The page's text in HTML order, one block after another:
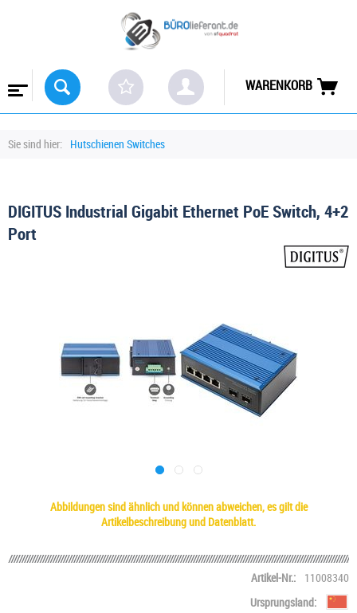
WARENKORB
Sie sind hier: Hutschienen Switches
DIGITUS Industrial Gigabit Ethernet PoE Switch, 4+2
Port
Abbildungen sind ähnlich und können abweichen, es gilt die
Artikelbeschreibung und Datenblatt.
Artikel-Nr.:
11008340
Ursprungsland: